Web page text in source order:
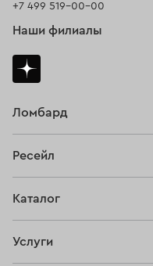
Ломбард
Тарифы
Ресейл
Купить
Каталог
Услуги
+7 499 519-00-00
Наши филиалы